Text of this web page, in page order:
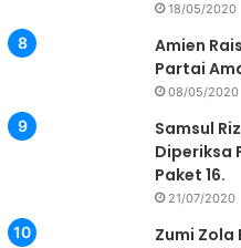
18/05/2020
Amien
Partai
08/05/2020
Samsul
Diperiksa
Paket 16.
21/07/2020
Zumi Zola